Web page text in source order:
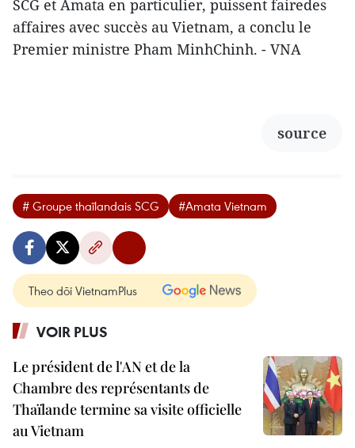
SCG et Amata en particulier, puissent fairedes
affaires avec succès au Vietnam, a conclu le
Premier ministre Pham MinhChinh. - VNA
source
# Groupe thaïlandais SCG #Amata Vietnam
Theo dõi VietnamPlus
VOIR PLUS
Le président de l'AN et de la
Chambre des représentants de
Thaïlande termine sa visite officielle
au Vietnam